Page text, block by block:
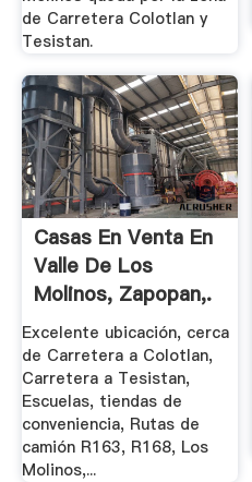
de Carretera Colotlan y
Tesistan.
Casas En Venta En
Valle De Los
Molinos, Zapopan,.
Excelente ubicación, cerca
de Carretera a Colotlan,
Carretera a Tesistan,
Escuelas, tiendas de
conveniencia, Rutas de
camión R163, R168, Los
Molinos,...